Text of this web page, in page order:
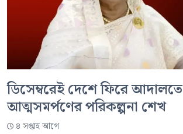
ডিসেম্বরেই দেশে ফিরে আদালতে
আত্মসমর্পণের পরিকল্পনা শেখ
৪ সপ্তাহ আগে